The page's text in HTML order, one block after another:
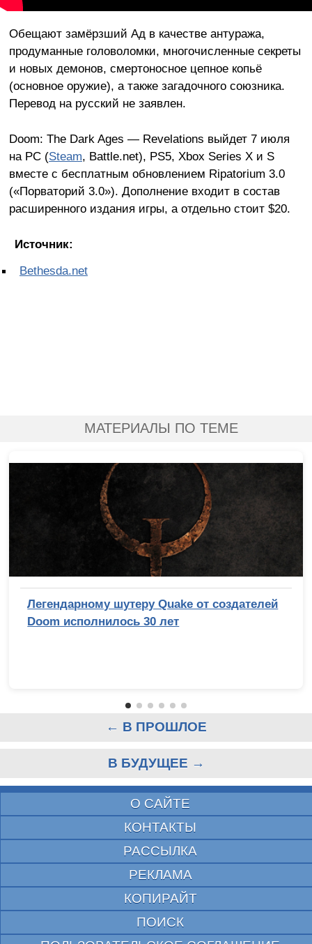
Обещают замёрзший Ад в качестве антуража,
продуманные головоломки, многочисленные секреты
и новых демонов, смертоносное цепное копьё
(основное оружие), а также загадочного союзника.
Перевод на русский не заявлен.
Doom: The Dark Ages — Revelations выйдет 7 июля
на PC (Steam, Battle.net), PS5, Xbox Series X и S
вместе с бесплатным обновлением Ripatorium 3.0
(«Порваторий 3.0»). Дополнение входит в состав
расширенного издания игры, а отдельно стоит $20.
Источник:
Bethesda.net
МАТЕРИАЛЫ ПО ТЕМЕ
Легендарному шутеру Quake от создателей
Doom исполнилось 30 лет
← В ПРОШЛОЕ
В БУДУЩЕЕ →
О САЙТЕ
КОНТАКТЫ
РАССЫЛКА
РЕКЛАМА
КОПИРАЙТ
ПОИСК